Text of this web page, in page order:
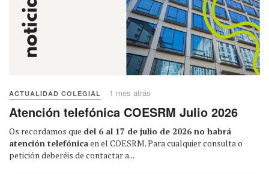
ACTUALIDAD COLEGIAL 1 mes atrás
Atención telefónica COESRM Julio 2026
Os recordamos que del 6 al 17 de julio de 2026 no habrá
atención telefónicaen el COESRM. Para cualquier consulta o
petición deberéis de contactar a...